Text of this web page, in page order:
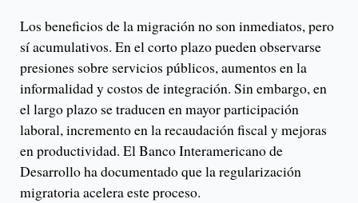
Los beneficios de la migración no son inmediatos, pero
sí acumulativos. En el corto plazo pueden observarse
presiones sobre servicios públicos, aumentos en la
informalidad y costos de integración. Sin embargo, en
el largo plazo se traducen en mayor participación
laboral, incremento en la recaudación fiscal y mejoras
en productividad. El Banco Interamericano de
Desarrollo ha documentado que la regularización
migratoria acelera este proceso.